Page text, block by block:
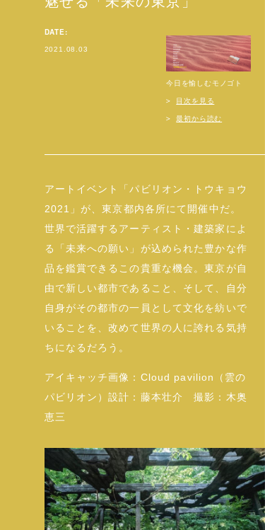
DATE:
2021.08.03
今日を愉しむモノゴト
目次を見る
最初から読む
アートイベント「パビリオン・トウキョウ
2021」が、東京都内各所にて開催中だ。
世界で活躍するアーティスト・建築家によ
る「未来への願い」が込められた豊かな作
品を鑑賞できるこの貴重な機会。東京が自
由で新しい都市であること、そして、自分
自身がその都市の一員として文化を紡いで
いることを、改めて世界の人に誇れる気持
ちになるだろう。
アイキャッチ画像：Cloud pavilion（雲の
パビリオン）設計：藤本壮介 撮影：木奥
恵三